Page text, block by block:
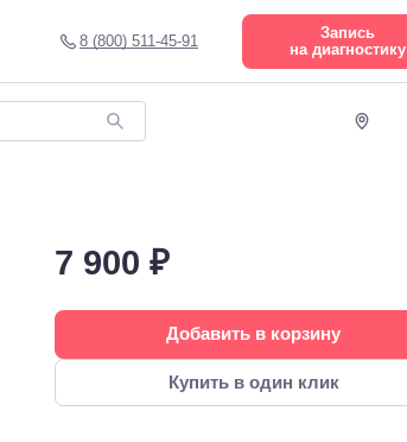
8 (800) 511-45-91
Запись
на диагностику
7 900 ₽
Добавить в корзину
Купить в один клик